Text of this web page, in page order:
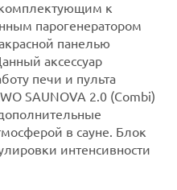
к
парогенератором
панелью
аксессуар
печи и пульта
SAUNOVA 2.0 (Combi)
в сауне. Блок
интенсивности